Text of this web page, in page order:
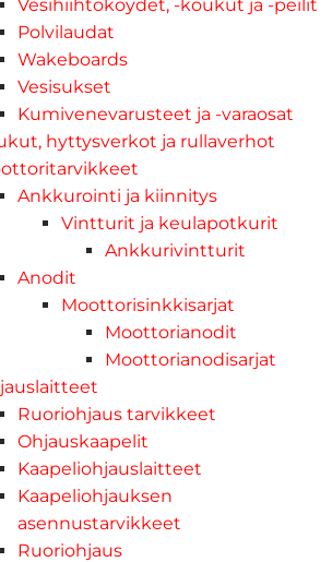
Vesihiihtoköydet, -koukut ja -peilit
Polvilaudat
Wakeboards
Vesisukset
Kumivenevarusteet ja -varaosat
hyttysverkot ja rullaverhot
Ankkurointi ja kiinnitys
Vintturit ja keulapotkurit
Ankkurivintturit
Anodit
Moottorisinkkisarjat
Moottorianodit
Moottorianodisarjat
Ruoriohjaus tarvikkeet
Ohjauskaapelit
Kaapeliohjauslaitteet
Kaapeliohjauksen
asennustarvikkeet
Ruoriohjaus